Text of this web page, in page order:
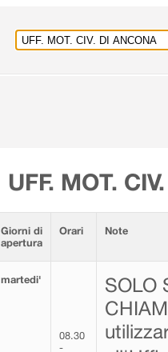
UFF. MOT.
Giorni di
apertura
Orari Note
martedi'
08.30
-
SOLO